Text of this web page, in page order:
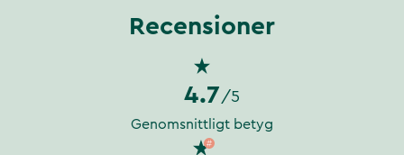
Recensioner
4.7 /5
Genomsnittligt betyg